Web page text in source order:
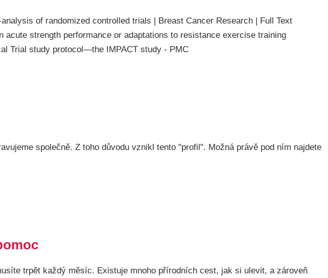
of randomized controlled trials | Breast Cancer Research | Full Text
strength performance or adaptations to resistance exercise training
Trial study protocol—the IMPACT study - PMC
společně. Z toho důvodu vznikl tento "profil". Možná právě pod ním najdete
trpět každý měsíc. Existuje mnoho přírodních cest, jak si ulevit, a zároveň